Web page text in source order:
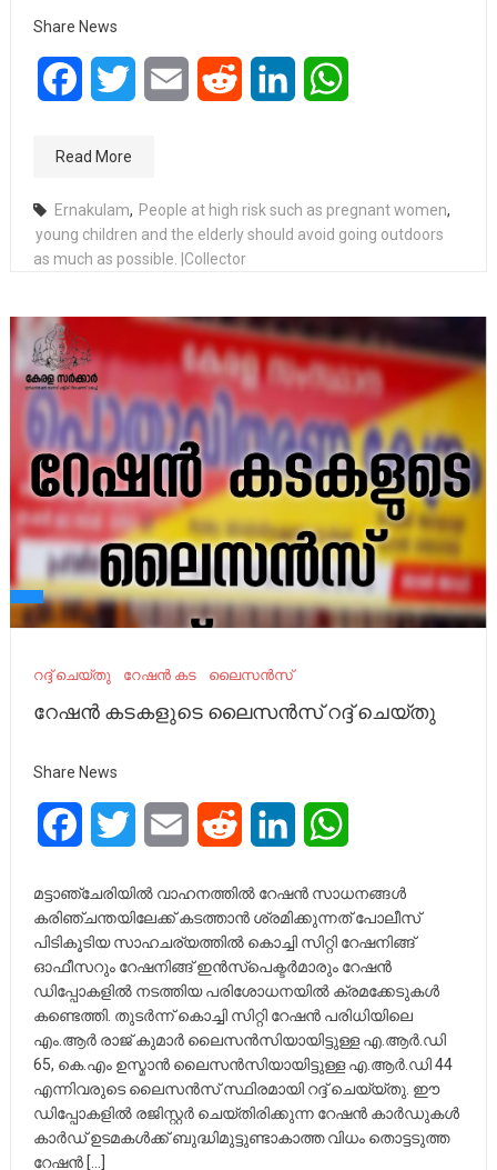
Share News
FacebookTwitter Email Reddit LinkedIn
Read More
Ernakulam, People at high risk such as pregnant women,
young children and the elderly should avoid going outdoors
as much as possible. |Collector
റദ്ദ് ചെയ്തു റേഷൻ കട ലൈസൻസ്
റേഷൻ കടകളുടെ ലൈസൻസ് റദ്ദ് ചെയ്തു
Share News
FacebookTwitter Email Reddit LinkedIn
മട്ടാഞ്ചേരിയിൽ വാഹനത്തിൽ റേഷൻ സാധനങ്ങൾ
കരിഞ്ചന്തയിലേക്ക് കടത്താൻ ശ്രമിക്കുന്നത് പോലീസ്
പിടികൂടിയ സാഹചര്യത്തിൽ കൊച്ചി സിറ്റി റേഷനിങ്ങ്
ഓഫീസറും റേഷനിങ്ങ് ഇൻസ്പെക്ടർമാരും റേഷൻ
ഡിപ്പോകളിൽ നടത്തിയ പരിശോധനയിൽ ക്രമക്കേടുകൾ
കണ്ടെത്തി. തുടർന്ന് കൊച്ചി സിറ്റി റേഷൻ പരിധിയിലെ
എം.ആർ രാജ് കുമാർ ലൈസൻസിയായിട്ടുള്ള എ.ആർ.ഡി
65, കെ.എം ഉസ്മാൻ ലൈസൻസിയായിട്ടുള്ള എ.ആർ.ഡി 44
എന്നിവരുടെ ലൈസൻസ് സ്ഥിരമായി റദ്ദ് ചെയ്യ്തു. ഈ
ഡിപ്പോകളിൽ രജിസ്റ്റർ ചെയ്തിരിക്കുന്ന റേഷൻ കാർഡുകൾ
കാർഡ് ഉടമകൾക്ക് ബുദ്ധിമുട്ടുണ്ടാകാത്ത വിധം തൊട്ടടുത്ത
റേഷൻ […]